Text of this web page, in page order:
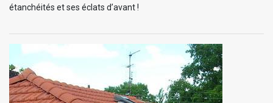
étanchéités et ses éclats d’avant !